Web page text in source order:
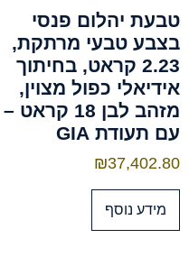
טבעת יהלום פנסי
בצבע טבעי מרתקת,
2.23 קראט, בחיתוך
אידיאלי כפול מצוין,
מזהב לבן 18 קראט –
עם תעודת GIA
₪37,402.80
מידע נוסף